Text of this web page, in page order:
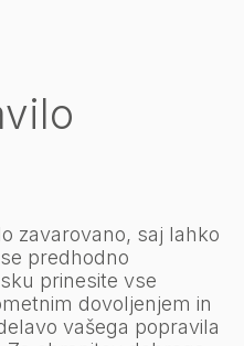
zavarovano, saj lahko
predhodno
prinesite vse
dovoljenjem in
vašega popravila